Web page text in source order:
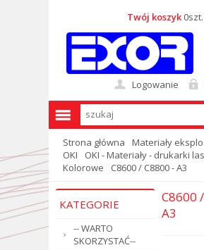
Logowanie
Twój koszyk
Strona główna
Materiały
OKI
OKI - Materiały - drukarki
Kolorowe
C8600 / C8800 - A3
KATEGORIE
-- WARTO
SKORZYSTAĆ--
C8600
A3